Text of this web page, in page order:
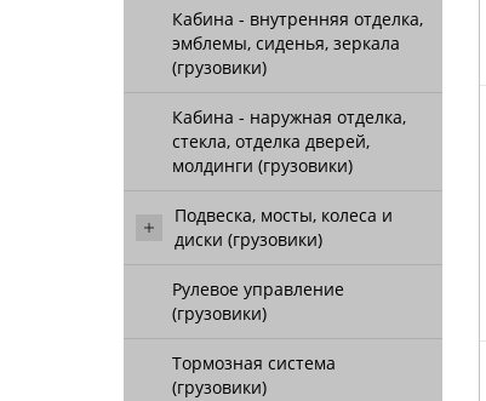
Кабина - внутренняя отделка,
эмблемы, сиденья, зеркала
(грузовики)
Кабина - наружная отделка,
стекла, отделка дверей,
молдинги (грузовики)
Подвеска, мосты, колеса и
диски (грузовики)
Рулевое управление
(грузовики)
Тормозная система
(грузовики)